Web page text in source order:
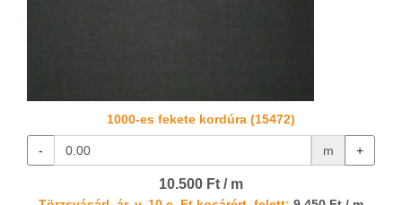
1000-es fekete kordúra (15472)
- m +
10.500 Ft / m